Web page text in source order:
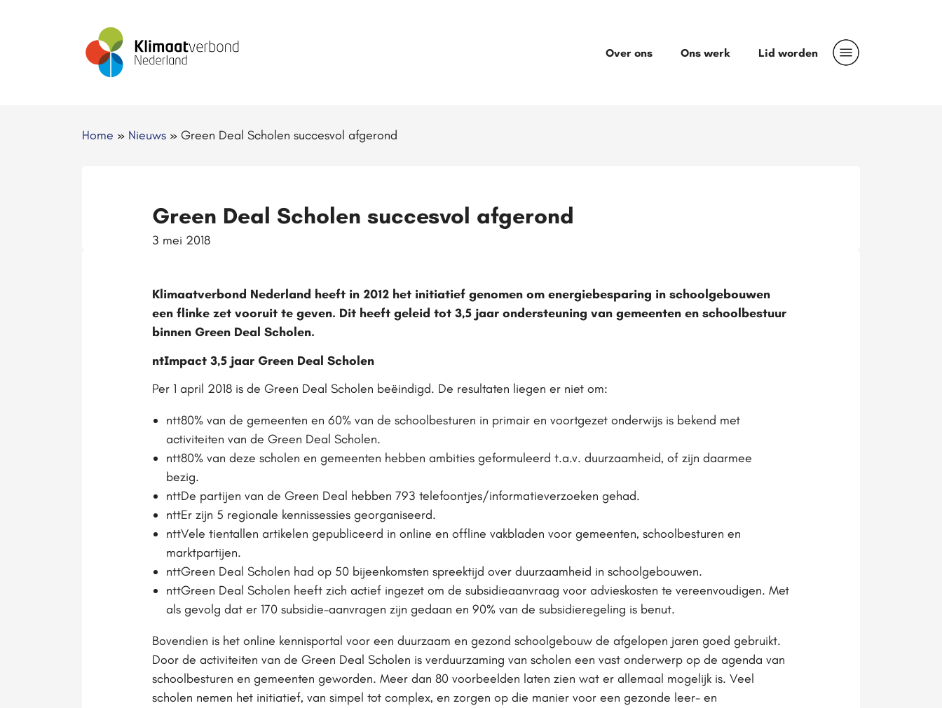
Over ons Ons werk Lid worden
Home » Nieuws » Green Deal Scholen succesvol afgerond
Green Deal Scholen succesvol afgerond
3 mei 2018
Klimaatverbond Nederland heeft in 2012 het initiatief genomen om energiebesparing in schoolgebouwen
een flinke zet vooruit te geven. Dit heeft geleid tot 3,5 jaar ondersteuning van gemeenten en schoolbestuur
binnen Green Deal Scholen.
ntImpact 3,5 jaar Green Deal Scholen
Per 1 april 2018 is de Green Deal Scholen beëindigd. De resultaten liegen er niet om:
ntt80% van de gemeenten en 60% van de schoolbesturen in primair en voortgezet onderwijs is bekend met
activiteiten van de Green Deal Scholen.
ntt80% van deze scholen en gemeenten hebben ambities geformuleerd t.a.v. duurzaamheid, of zijn daarmee
bezig.
nttDe partijen van de Green Deal hebben 793 telefoontjes/informatieverzoeken gehad.
nttEr zijn 5 regionale kennissessies georganiseerd.
nttVele tientallen artikelen gepubliceerd in online en offline vakbladen voor gemeenten, schoolbesturen en
marktpartijen.
nttGreen Deal Scholen had op 50 bijeenkomsten spreektijd over duurzaamheid in schoolgebouwen.
nttGreen Deal Scholen heeft zich actief ingezet om de subsidieaanvraag voor advieskosten te vereenvoudigen. Met
als gevolg dat er 170 subsidie-aanvragen zijn gedaan en 90% van de subsidieregeling is benut.
Bovendien is het online kennisportal voor een duurzaam en gezond schoolgebouw de afgelopen jaren goed gebruikt.
Door de activiteiten van de Green Deal Scholen is verduurzaming van scholen een vast onderwerp op de agenda van
schoolbesturen en gemeenten geworden. Meer dan 80 voorbeelden laten zien wat er allemaal mogelijk is. Veel
scholen nemen het initiatief, van simpel tot complex, en zorgen op die manier voor een gezonde leer- en